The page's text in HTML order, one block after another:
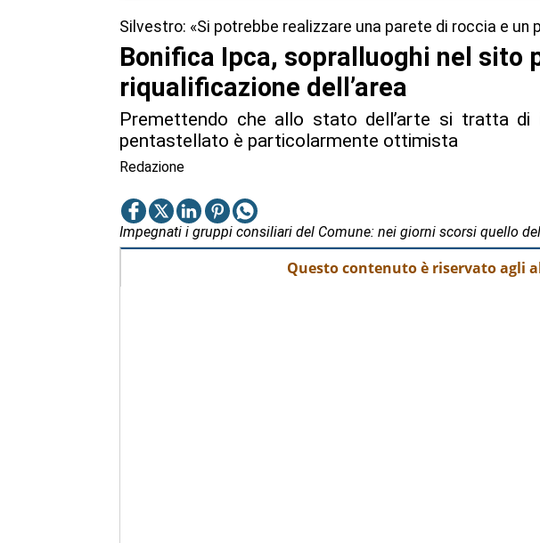
Silvestro: «Si potrebbe realizzare una parete di roccia e un
Bonifica Ipca, sopralluoghi nel sito
riqualificazione dell’area
Premettendo che allo stato dell’arte si tratta di
pentastellato è particolarmente ottimista
Redazione
Impegnati i gruppi consiliari del Comune: nei giorni scorsi quello
Questo contenuto è riservato agli